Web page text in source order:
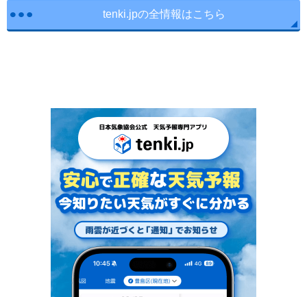
tenki.jpの全情報はこちら